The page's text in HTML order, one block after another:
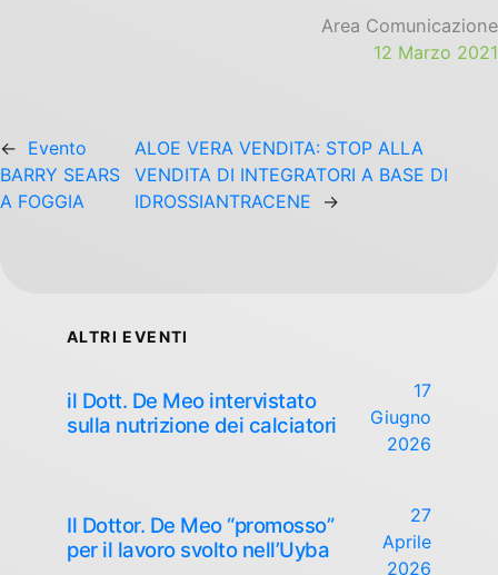
Area Comunicazione
12 Marzo 2021
← Evento
BARRY SEARS
A FOGGIA
ALOE VERA VENDITA: STOP ALLA
VENDITA DI INTEGRATORI A BASE DI
IDROSSIANTRACENE
→
ALTRI EVENTI
il Dott. De Meo intervistato
sulla nutrizione dei calciatori
17
Giugno
2026
Il Dottor. De Meo “promosso”
per il lavoro svolto nell’Uyba
27
Aprile
2026